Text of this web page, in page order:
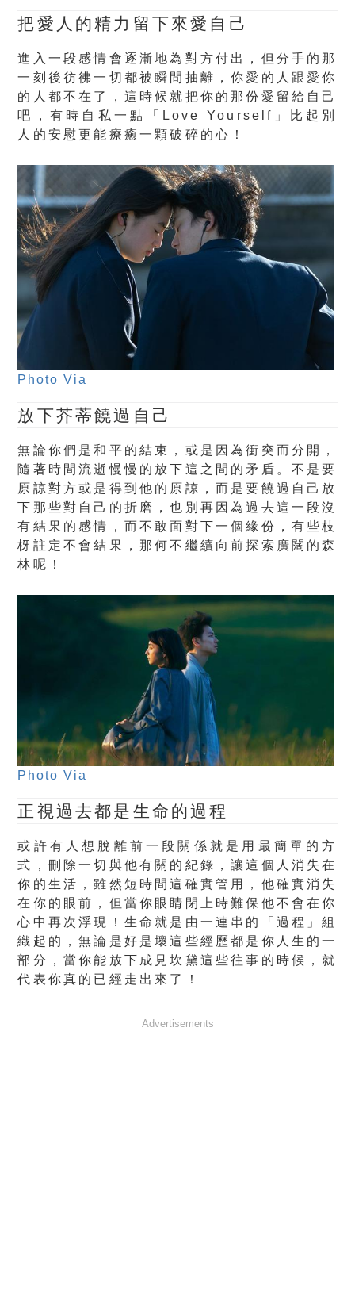
把愛人的精力留下來愛自己
進入一段感情會逐漸地為對方付出，但分手的那
一刻後彷彿一切都被瞬間抽離，你愛的人跟愛你
的人都不在了，這時候就把你的那份愛留給自己
吧，有時自私一點「Love Yourself」比起別
人的安慰更能療癒一顆破碎的心！
Photo Via
放下芥蒂饒過自己
無論你們是和平的結束，或是因為衝突而分開，
隨著時間流逝慢慢的放下這之間的矛盾。不是要
原諒對方或是得到他的原諒，而是要饒過自己放
下那些對自己的折磨，也別再因為過去這一段沒
有結果的感情，而不敢面對下一個緣份，有些枝
枒註定不會結果，那何不繼續向前探索廣闊的森
林呢！
Photo Via
正視過去都是生命的過程
或許有人想脫離前一段關係就是用最簡單的方
式，刪除一切與他有關的紀錄，讓這個人消失在
你的生活，雖然短時間這確實管用，他確實消失
在你的眼前，但當你眼睛閉上時難保他不會在你
心中再次浮現！生命就是由一連串的「過程」組
織起的，無論是好是壞這些經歷都是你人生的一
部分，當你能放下成見坎黛這些往事的時候，就
代表你真的已經走出來了！
Advertisements